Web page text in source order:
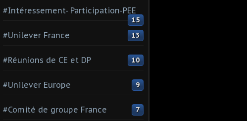
#Intéressement- Participation-PEE
15
#Unilever France 13
#Réunions de CE et DP 10
#Unilever Europe 9
#Comité de groupe France 7